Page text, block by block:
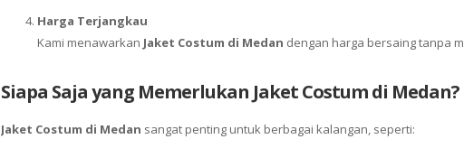
Harga Terjangkau
Kami menawarkan Jaket Costum di Medan dengan harga bersaing tanpa
Siapa Saja yang Memerlukan Jaket Costum di Medan?
Jaket Costum di Medan sangat penting untuk berbagai kalangan, seperti: